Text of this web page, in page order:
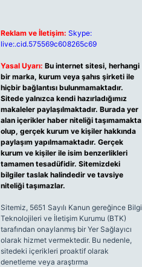
Reklam ve İletişim: Skype:
live:.cid.575569c608265c69
Yasal Uyarı: Bu internet sitesi, herhangi
bir marka, kurum veya şahıs şirketi ile
hiçbir bağlantısı bulunmamaktadır.
Sitede yalnızca kendi hazırladığımız
makaleler paylaşılmaktadır. Burada yer
alan içerikler haber niteliği taşımamakta
olup, gerçek kurum ve kişiler hakkında
paylaşım yapılmamaktadır. Gerçek
kurum ve kişiler ile isim benzerlikleri
tamamen tesadüfidir. Sitemizdeki
bilgiler taslak halindedir ve tavsiye
niteliği taşımazlar.
Sitemiz, 5651 Sayılı Kanun gereğince Bilgi
Teknolojileri ve İletişim Kurumu (BTK)
tarafından onaylanmış bir Yer Sağlayıcı
olarak hizmet vermektedir. Bu nedenle,
sitedeki içerikleri proaktif olarak
denetleme veya araştırma